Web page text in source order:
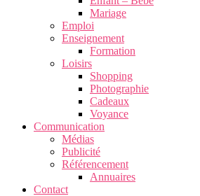
Mariage
Emploi
Enseignement
Formation
Loisirs
Shopping
Photographie
Cadeaux
Voyance
Communication
Médias
Publicité
Référencement
Annuaires
Contact